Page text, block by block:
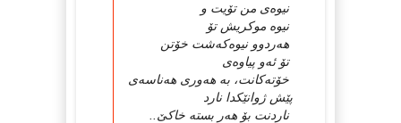
نیوەی من تۆیت و
نیوە موكریش تۆ
هەردوو نیوەكەشت خۆتن
تۆ ئەو پیاوەی
خۆتەكانت، بە هەوری هەناسەی
پێش ژوانێكدا نارد
ناردنت بۆ هەر بستە خاكێ..